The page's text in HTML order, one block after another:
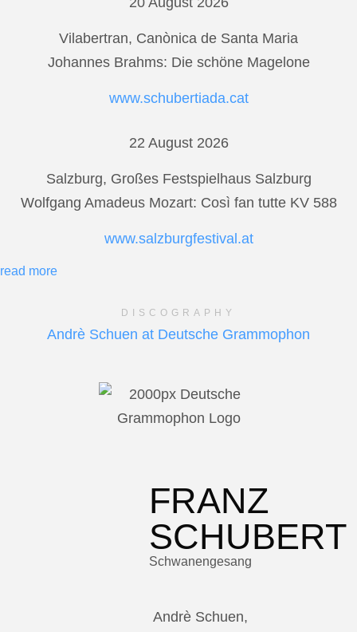
Vilabertran, Canònica de Santa Maria
Johannes Brahms: Die schöne Magelone
www.schubertiada.cat
22 August 2026
Salzburg, Großes Festspielhaus Salzburg
Wolfgang Amadeus Mozart: Così fan tutte KV 588
www.salzburgfestival.at
read more
DISCOGRAPHY
Andrè Schuen at Deutsche Grammophon
FRANZ
SCHUBERT
Schwanengesang
Andrè Schuen,